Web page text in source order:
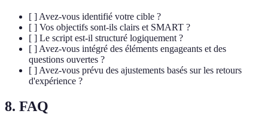
[ ] Avez-vous identifié votre cible ?
[ ] Vos objectifs sont-ils clairs et SMART ?
[ ] Le script est-il structuré logiquement ?
[ ] Avez-vous intégré des éléments engageants et des
questions ouvertes ?
[ ] Avez-vous prévu des ajustements basés sur les retours
d'expérience ?
8. FAQ